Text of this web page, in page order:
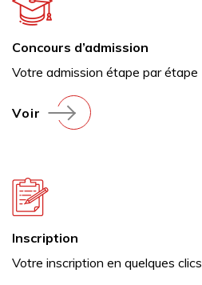
Concours d’admission
Votre admission étape par étape
Voir
Inscription
Votre inscription en quelques clics